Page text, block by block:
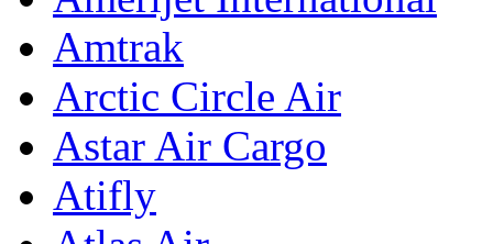
Amtrak
Arctic Circle Air
Astar Air Cargo
Atifly